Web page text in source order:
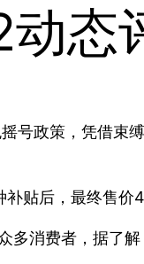
态
号政策，凭借
贴后，最终售价
消费者，据了